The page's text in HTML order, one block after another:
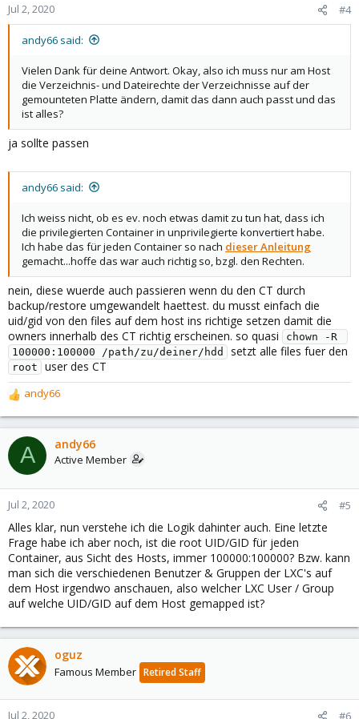
Jul 2, 2020 #4
andy66 said:
Vielen Dank für deine Antwort. Okay, also ich muss nur am Host
die Verzeichnis- und Dateirechte der Verzeichnisse auf der
gemounteten Platte ändern, damit das dann auch passt und das
ist alles?
ja sollte passen
andy66 said:
Ich weiss nicht, ob es ev. noch etwas damit zu tun hat, dass ich
die privilegierten Container in unprivilegierte konvertiert habe.
Ich habe das für jeden Container so nach dieser Anleitung
gemacht...hoffe das war auch richtig so, bzgl. den Rechten.
nein, diese wuerde auch passieren wenn du den CT durch
backup/restore umgewandelt haettest. du musst einfach die
uid/gid von den files auf dem host ins richtige setzen damit die
owners innerhalb des CT richtig erscheinen. so quasi
chown -R
100000:100000 /path/zu/deiner/hdd
setzt alle files fuer den
root user des CT
R
e
a
c
t
o
n
s
:
andy66
A andy66
Active Member
Jul 2, 2020 #5
Alles klar, nun verstehe ich die Logik dahinter auch. Eine letzte
Frage habe ich aber noch, ist die root UID/GID für jeden
Container, aus Sicht des Hosts, immer 100000:100000? Bzw. kann
man sich die verschiedenen Benutzer & Gruppen der LXC's auf
dem Host irgendwo anschauen, also welcher LXC User / Group
auf welche UID/GID auf dem Host gemapped ist?
oguz
Famous Member Retired Staff
Jul 2, 2020 #6